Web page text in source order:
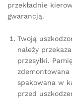
przekładnie
gwarancją.
Twoją
należy
przesyłki.
zdemontowana
spakowana w
przed